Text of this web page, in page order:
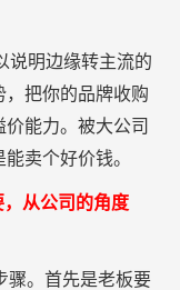
说明边缘转主流的
把你的品牌收购
能力。被大公司
卖个好价钱。
从公司的角度
骤。首先是老板要